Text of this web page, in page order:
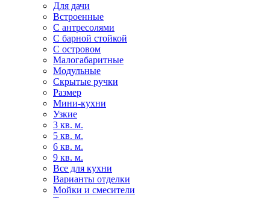
Для дачи
Встроенные
С антресолями
С барной стойкой
С островом
Малогабаритные
Модульные
Скрытые ручки
Размер
Мини-кухни
Узкие
3 кв. м.
5 кв. м.
6 кв. м.
9 кв. м.
Все для кухни
Варианты отделки
Мойки и смесители